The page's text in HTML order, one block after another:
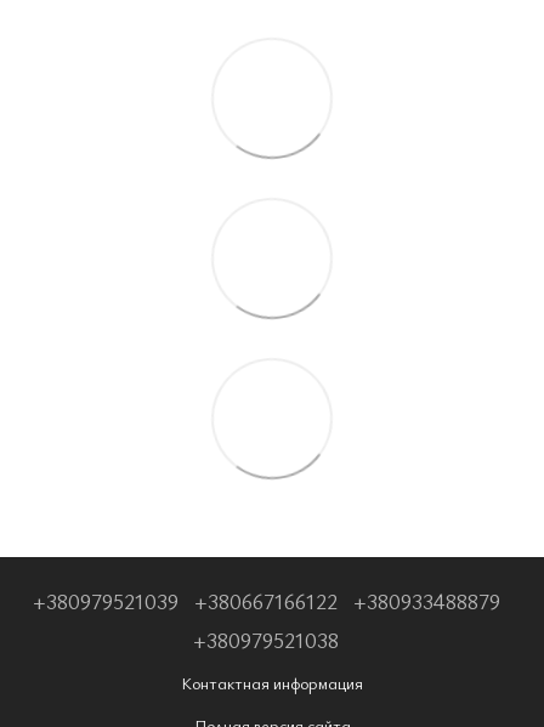
+380979521039 +380667166122
+380933488879
+380979521038
Контактная информация